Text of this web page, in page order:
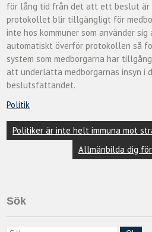
för lång tid från det att ett beslut
protokollet blir tillgängligt för
inte hos kommuner som använder sig
automatiskt överför protokollen så
system som medborgarna har
att underlätta medborgarnas insyn i
beslutsfattandet.
Politik
Inläggsnavigering
Politiker är inte helt immuna mot
Allmänbilda dig
Sök